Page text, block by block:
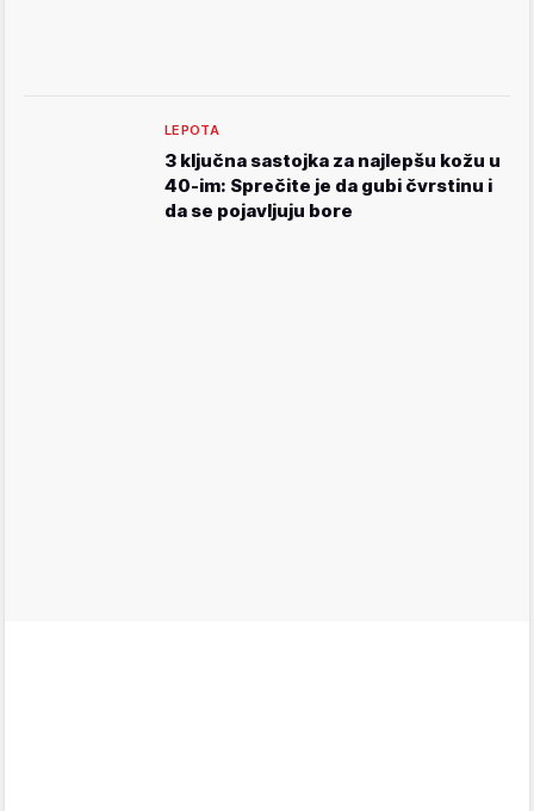
LEPOTA
3 ključna sastojka za najlepšu kožu u
40-im: Sprečite je da gubi čvrstinu i
da se pojavljuju bore